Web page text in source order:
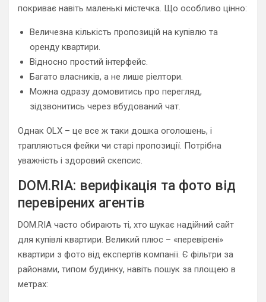
покриває навіть маленькі містечка. Що особливо цінно:
Величезна кількість пропозицій на купівлю та
оренду квартири.
Відносно простий інтерфейс.
Багато власників, а не лише ріелтори.
Можна одразу домовитись про перегляд,
зідзвонитись через вбудований чат.
Однак OLX – це все ж таки дошка оголошень, і
трапляються фейки чи старі пропозиції. Потрібна
уважність і здоровий скепсис.
DOM.RIA: верифікація та фото від
перевірених агентів
DOM.RIA часто обирають ті, хто шукає надійний сайт
для купівлі квартири. Великий плюс – «перевірені»
квартири з фото від експертів компанії. Є фільтри за
районами, типом будинку, навіть пошук за площею в
метрах: